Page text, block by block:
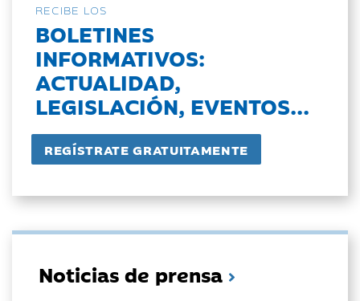
RECIBE LOS
BOLETINES
INFORMATIVOS:
ACTUALIDAD,
LEGISLACIÓN, EVENTOS...
Noticias de prensa